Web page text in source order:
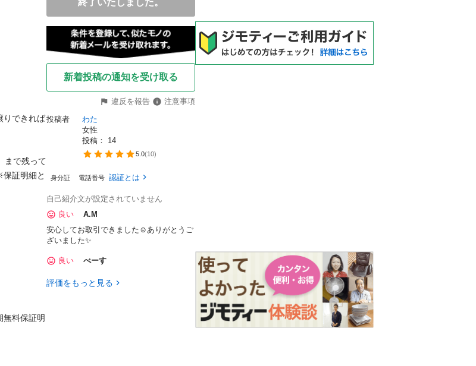
りできれば
まで残って
証明細と
無料保証明
終了いたしました。
新着投稿の通知を受け取る
違反を報告
注意事項
投稿者
わた
女性
投稿： 14
5.0(10)
身分証 電話番号 認証とは
自己紹介文が設定されていません
良い
A.M
安心してお取引できました☺️ありがとうご
ざいました✨️
良い べーす
評価をもっと見る